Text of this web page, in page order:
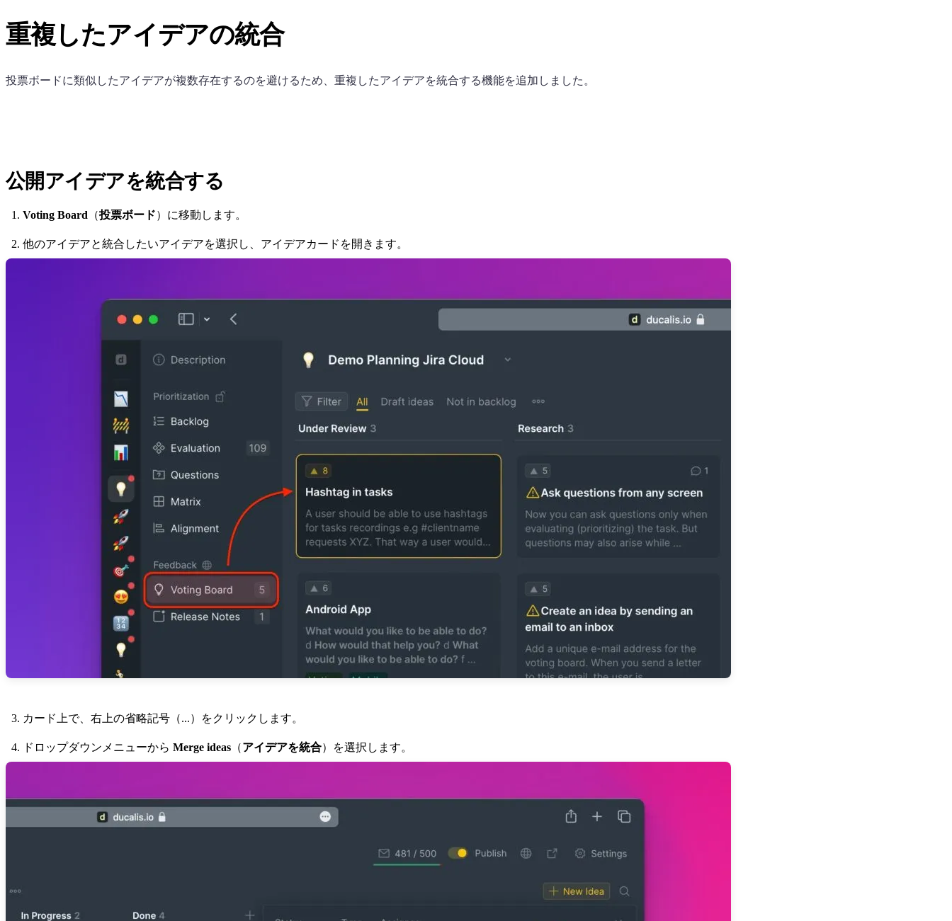
重複したアイデアの統合
投票ボードに類似したアイデアが複数存在するのを避けるため、重複したアイデアを統合する機能を追加しました。
公開アイデアを統合する
Voting Board （投票ボード）に移動します。
他のアイデアと統合したいアイデアを選択し、アイデアカードを開きます。
カード上で、右上の省略記号（...）をクリックします。
ドロップダウンメニューから Merge ideas （アイデアを統合）を選択します。